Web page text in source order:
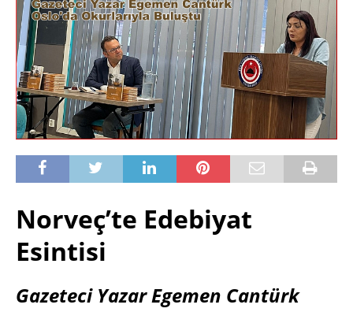
Norveç’te Edebiyat
Esintisi
Gazeteci Yazar Egemen Cantürk